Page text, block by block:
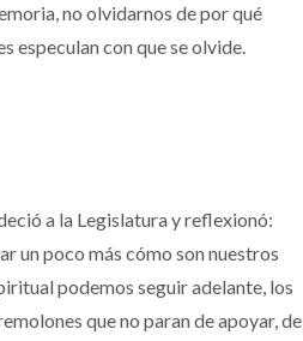
no olvidarnos de por qué
especulan con que se olvide.
a la Legislatura y reflexionó:
un poco más cómo son nuestros
podemos seguir adelante, los
que no paran de apoyar, de